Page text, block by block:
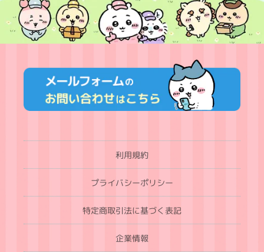
利用規約
プライバシーポリシー
特定商取引法に基づく表記
企業情報